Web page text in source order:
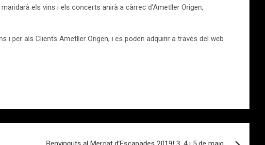
els vins i els concerts anirà a càrrec d’Ametller Origen,
i per als Clients Ametller Origen, i es poden adquirir a través del web